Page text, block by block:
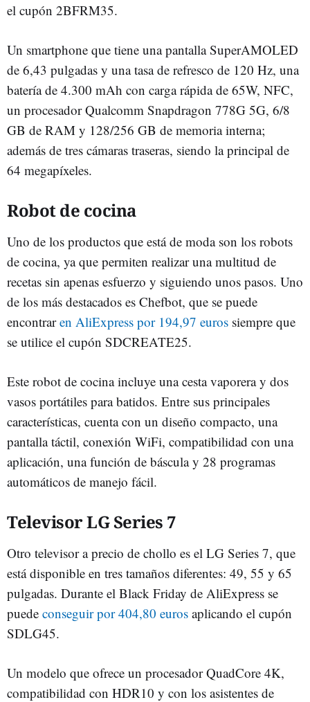
el cupón 2BFRM35.
Un smartphone que tiene una pantalla SuperAMOLED
de 6,43 pulgadas y una tasa de refresco de 120 Hz, una
batería de 4.300 mAh con carga rápida de 65W, NFC,
un procesador Qualcomm Snapdragon 778G 5G, 6/8
GB de RAM y 128/256 GB de memoria interna;
además de tres cámaras traseras, siendo la principal de
64 megapíxeles.
Robot de cocina
Uno de los productos que está de moda son los robots
de cocina, ya que permiten realizar una multitud de
recetas sin apenas esfuerzo y siguiendo unos pasos. Uno
de los más destacados es Chefbot, que se puede
encontraren AliExpress por 194,97 euros siempre que
se utilice el cupón SDCREATE25.
Este robot de cocina incluye una cesta vaporera y dos
vasos portátiles para batidos. Entre sus principales
características, cuenta con un diseño compacto, una
pantalla táctil, conexión WiFi, compatibilidad con una
aplicación, una función de báscula y 28 programas
automáticos de manejo fácil.
Televisor LG Series 7
Otro televisor a precio de chollo es el LG Series 7, que
está disponible en tres tamaños diferentes: 49, 55 y 65
pulgadas. Durante el Black Friday de AliExpress se
puede conseguir por 404,80 euros aplicando el cupón
SDLG45.
Un modelo que ofrece un procesador QuadCore 4K,
compatibilidad con HDR10 y con los asistentes de